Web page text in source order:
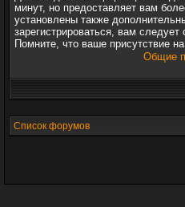
минут, но предоставляет вам
установлены также
зарегистрироваться, вам
Помните, что ваше присутствие
Общие
Список форумов